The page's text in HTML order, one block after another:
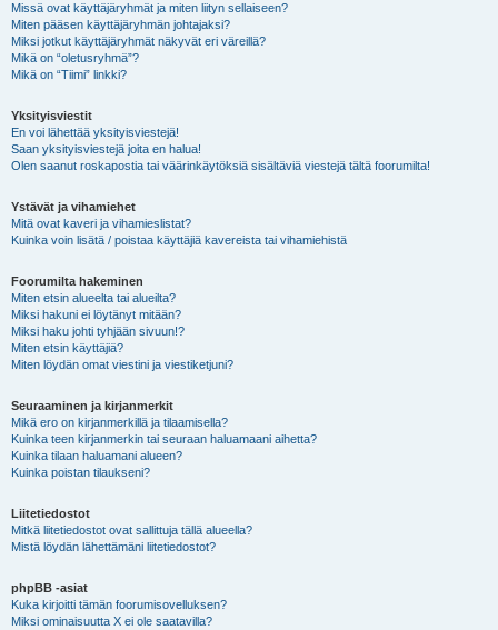
Missä ovat käyttäjäryhmät ja miten liityn sellaiseen?
Miten pääsen käyttäjäryhmän johtajaksi?
Miksi jotkut käyttäjäryhmät näkyvät eri väreillä?
Mikä on “oletusryhmä”?
Mikä on “Tiimi” linkki?
Yksityisviestit
En voi lähettää yksityisviestejä!
Saan yksityisviestejä joita en halua!
Olen saanut roskapostia tai väärinkäytöksiä sisältäviä viestejä tältä foorumilta!
Ystävät ja vihamiehet
Mitä ovat kaveri ja vihamieslistat?
Kuinka voin lisätä / poistaa käyttäjiä kavereista tai vihamiehistä
Foorumilta hakeminen
Miten etsin alueelta tai alueilta?
Miksi hakuni ei löytänyt mitään?
Miksi haku johti tyhjään sivuun!?
Miten etsin käyttäjiä?
Miten löydän omat viestini ja viestiketjuni?
Seuraaminen ja kirjanmerkit
Mikä ero on kirjanmerkillä ja tilaamisella?
Kuinka teen kirjanmerkin tai seuraan haluamaani aihetta?
Kuinka tilaan haluamani alueen?
Kuinka poistan tilaukseni?
Liitetiedostot
Mitkä liitetiedostot ovat sallittuja tällä alueella?
Mistä löydän lähettämäni liitetiedostot?
phpBB -asiat
Kuka kirjoitti tämän foorumisovelluksen?
Miksi ominaisuutta X ei ole saatavilla?